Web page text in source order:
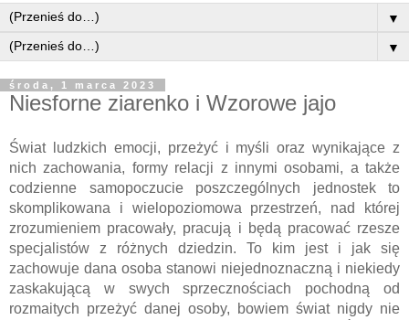
▼
▼
środa, 1 marca 2023
Niesforne ziarenko i Wzorowe jajo
Świat ludzkich emocji, przeżyć i myśli oraz wynikające z
nich zachowania, formy relacji z innymi osobami, a także
codzienne samopoczucie poszczególnych jednostek to
skomplikowana i wielopoziomowa przestrzeń, nad której
zrozumieniem pracowały, pracują i będą pracować rzesze
specjalistów z różnych dziedzin. To kim jest i jak się
zachowuje dana osoba stanowi niejednoznaczną i niekiedy
zaskakującą w swych sprzecznościach pochodną od
rozmaitych przeżyć danej osoby, bowiem świat nigdy nie